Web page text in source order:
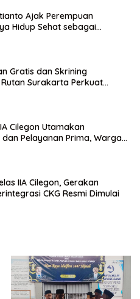
Ajak Perempuan
Hidup Sehat sebagai
Gratis dan Skrining
Surakarta Perkuat
Cilegon Utamakan
Pelayanan Prima, Warga
IIA Cilegon, Gerakan
CKG Resmi Dimulai